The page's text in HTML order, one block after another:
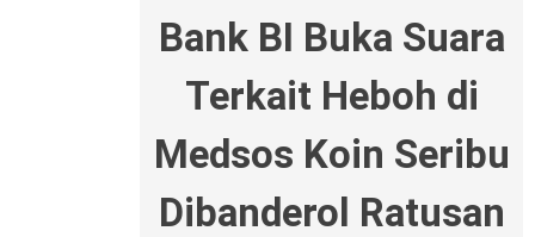
Bank BI Buka Suara
Terkait Heboh di
Medsos Koin Seribu
Dibanderol Ratusan